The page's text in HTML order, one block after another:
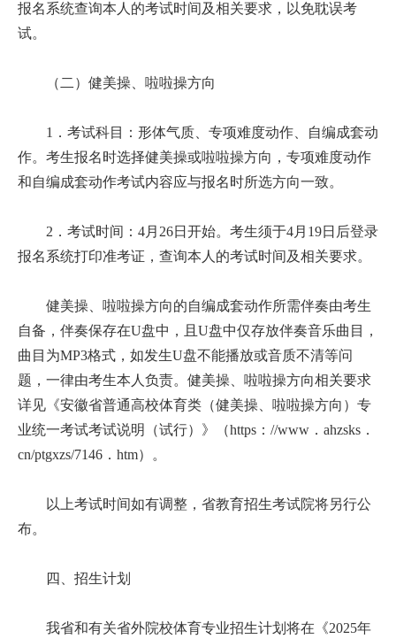
报名系统查询本人的考试时间及相关要求，以免耽误考
试。
（二）健美操、啦啦操方向
1．考试科目：形体气质、专项难度动作、自编成套动
作。考生报名时选择健美操或啦啦操方向，专项难度动作
和自编成套动作考试内容应与报名时所选方向一致。
2．考试时间：4月26日开始。考生须于4月19日后登录
报名系统打印准考证，查询本人的考试时间及相关要求。
健美操、啦啦操方向的自编成套动作所需伴奏由考生
自备，伴奏保存在U盘中，且U盘中仅存放伴奏音乐曲目，
曲目为MP3格式，如发生U盘不能播放或音质不清等问
题，一律由考生本人负责。健美操、啦啦操方向相关要求
详见《安徽省普通高校体育类（健美操、啦啦操方向）专
业统一考试考试说明（试行）》（https：//www．ahzsks．
cn/ptgxzs/7146．htm）。
以上考试时间如有调整，省教育招生考试院将另行公
布。
四、招生计划
我省和有关省外院校体育专业招生计划将在《2025年